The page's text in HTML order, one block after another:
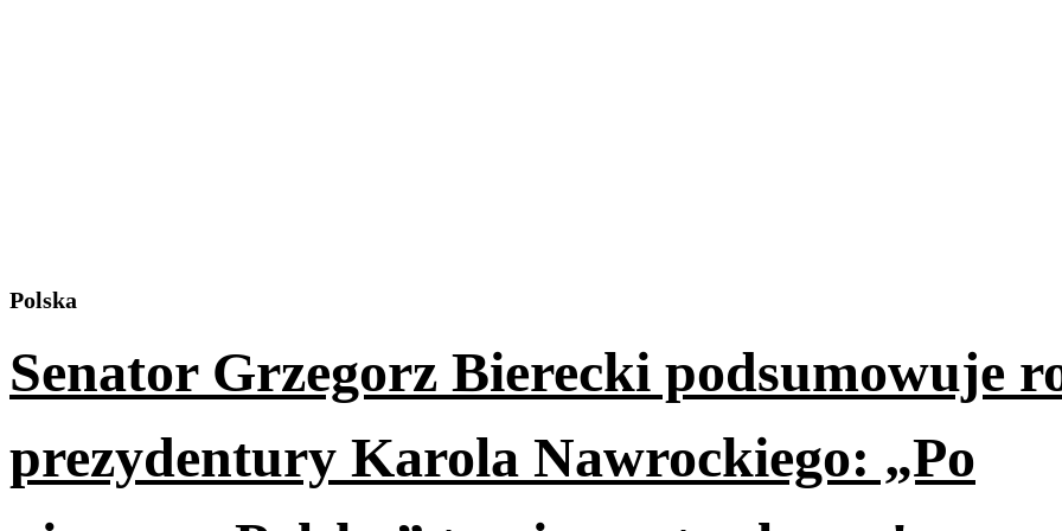
Polska
Senator Grzegorz Bierecki podsumowuje
prezydentury Karola Nawrockiego: „Po